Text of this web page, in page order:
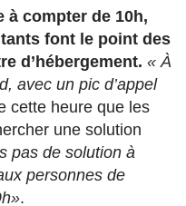
à compter de 10h,
font le point des
d’hébergement. « À
avec un pic d’appel
cette heure que les
une solution
pas de solution à
personnes de
.